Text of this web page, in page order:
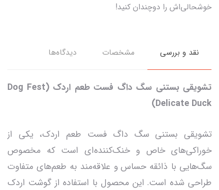
خوشحالی‌اش را دوچندان کنید!
نقد و بررسی مشخصات دیدگاه‌ها
تشویقی بستنی سگ داگ فست طعم اردک (Dog Fest
Delicate Duck)
تشویقی بستنی سگ داگ فست طعم اردک، یکی از
خوراکی‌های خاص و خنک‌کننده‌ای است که مخصوص
سگ‌هایی با ذائقه حساس و علاقه‌مند به طعم‌های متفاوت
طراحی شده است. این محصول با استفاده از گوشت اردک